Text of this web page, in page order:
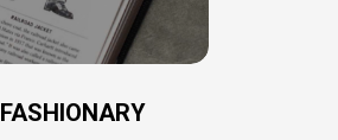
FASHIONARY